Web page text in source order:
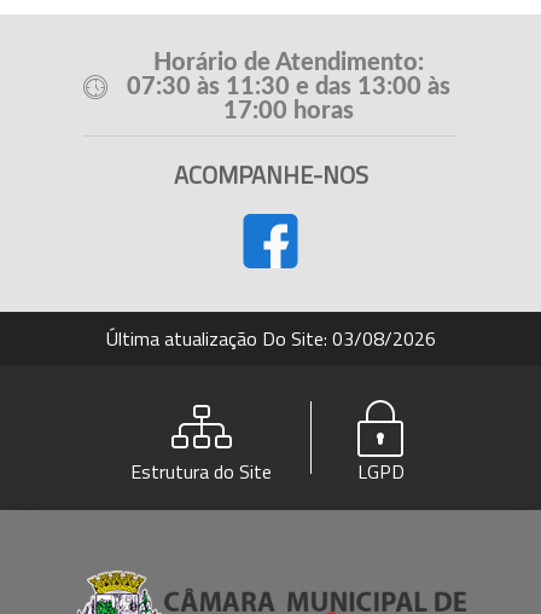
Horário de Atendimento:
07:30 às 11:30 e das 13:00 às
17:00 horas
ACOMPANHE-NOS
Última atualização Do Site: 03/08/2026
Estrutura do Site LGPD